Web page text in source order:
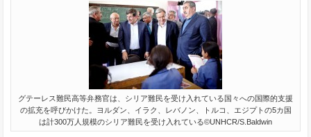
グテーレス難民高等弁務官は、シリア難民を受け入れている国々への国際的支援
の拡充を呼びかけた。ヨルダン、イラク、レバノン、トルコ、エジプトの5カ国
は計300万人規模のシリア難民を受け入れている©UNHCR/S.Baldwin